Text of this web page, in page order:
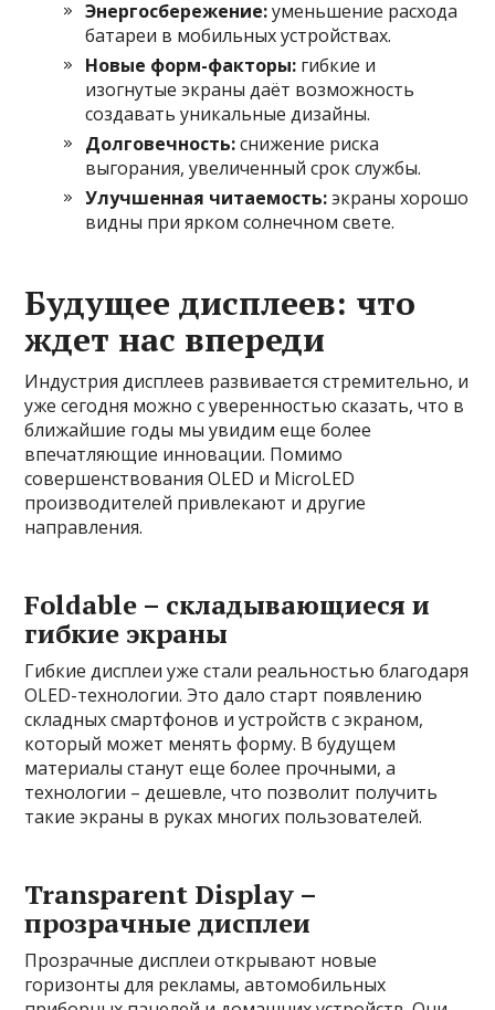
Энергосбережение:уменьшение расхода
батареи в мобильных устройствах.
Новые форм-факторы: гибкие и
изогнутые экраны даёт возможность
создавать уникальные дизайны.
Долговечность:снижение риска
выгорания, увеличенный срок службы.
Улучшенная читаемость:экраны хорошо
видны при ярком солнечном свете.
Будущее дисплеев: что
ждет нас впереди
Индустрия дисплеев развивается стремительно, и
уже сегодня можно с уверенностью сказать, что в
ближайшие годы мы увидим еще более
впечатляющие инновации. Помимо
совершенствования OLED и MicroLED
производителей привлекают и другие
направления.
Foldable – складывающиеся и
гибкие экраны
Гибкие дисплеи уже стали реальностью благодаря
OLED-технологии. Это дало старт появлению
складных смартфонов и устройств с экраном,
который может менять форму. В будущем
материалы станут еще более прочными, а
технологии – дешевле, что позволит получить
такие экраны в руках многих пользователей.
Transparent Display –
прозрачные дисплеи
Прозрачные дисплеи открывают новые
горизонты для рекламы, автомобильных